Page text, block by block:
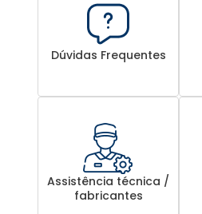
Dúvidas Frequentes
Assistência técnica /
fabricantes